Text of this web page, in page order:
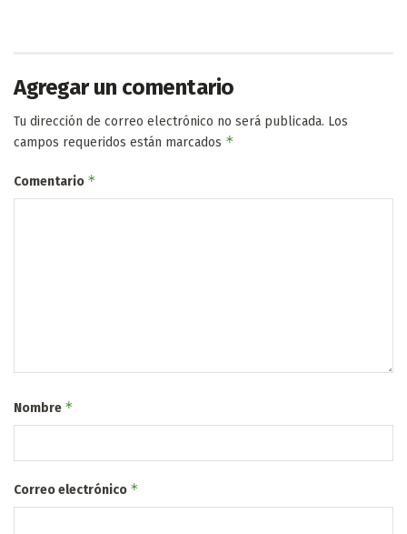
Agregar un comentario
Tu dirección de correo electrónico no será publicada. Los
campos requeridos están marcados *
Comentario *
Nombre *
Correo electrónico *